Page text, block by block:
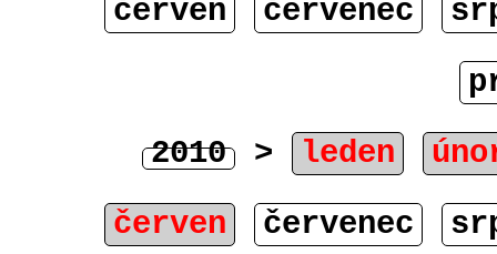
červen
červenec
2010 > leden
červen
červenec